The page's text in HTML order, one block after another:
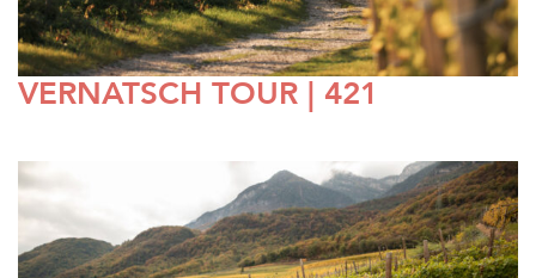
VERNATSCH TOUR | 421